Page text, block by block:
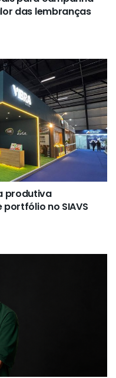
das lembranças
produtiva
no SIAVS